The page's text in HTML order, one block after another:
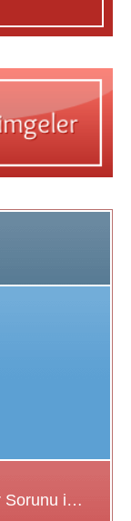
Google Chrome Yavaş Çalışıyor Sorunu için Çözüm Önerileri